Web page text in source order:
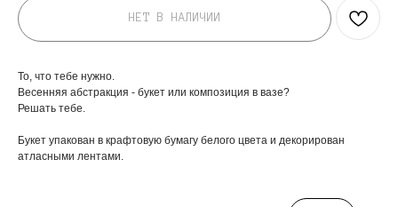
НЕТ В НАЛИЧИИ
То, что тебе нужно.
Весенняя абстракция - букет или композиция в вазе?
Решать тебе.
Букет упакован в крафтовую бумагу белого цвета и декорирован
атласными лентами.